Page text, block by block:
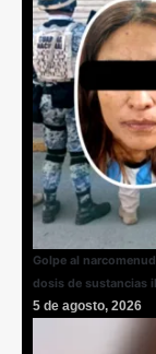
Golpe al
dosis de sustancias
5 de agosto, 2026